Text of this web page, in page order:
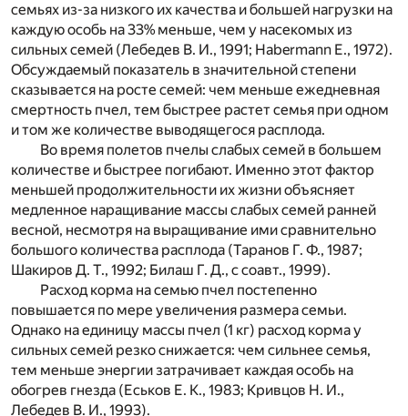
семьях из-за низкого их качества и большей нагрузки на
каждую особь на 33% меньше, чем у насекомых из
сильных семей (Лебедев В. И., 1991; Habermann Е., 1972).
Обсуждаемый показатель в значительной степени
сказывается на росте семей: чем меньше ежедневная
смертность пчел, тем быстрее растет семья при одном
и том же количестве выводящегося расплода.
Во время полетов пчелы слабых семей в большем
количестве и быстрее погибают. Именно этот фактор
меньшей продолжительности их жизни объясняет
медленное наращивание массы слабых семей ранней
весной, несмотря на выращивание ими сравнительно
большого количества расплода (Таранов Г. Ф., 1987;
Шакиров Д. Т., 1992; Билаш Г. Д., с соавт., 1999).
Расход корма на семью пчел постепенно
повышается по мере увеличения размера семьи.
Однако на единицу массы пчел (1 кг) расход корма у
сильных семей резко снижается: чем сильнее семья,
тем меньше энергии затрачивает каждая особь на
обогрев гнезда (Еськов Е. К., 1983; Кривцов Н. И.,
Лебедев В. И., 1993).